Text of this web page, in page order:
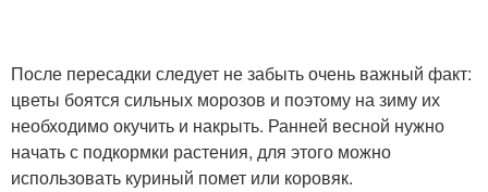
После пересадки следует не забыть очень важный факт:
цветы боятся сильных морозов и поэтому на зиму их
необходимо окучить и накрыть. Ранней весной нужно
начать с подкормки растения, для этого можно
использовать куриный помет или коровяк.